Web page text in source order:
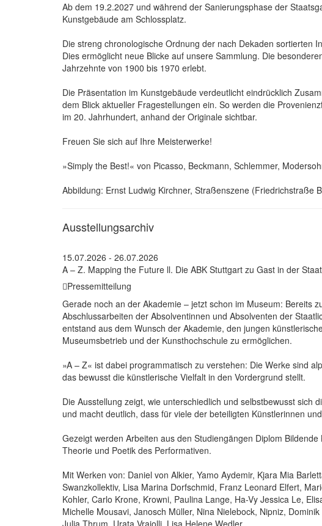
Ab dem 19.2.2027 und während der Sanierungsphase der
Kunstgebäude am Schlossplatz.
Die streng chronologische Ordnung der nach Dekaden sortierten
Dies ermöglicht neue Blicke auf unsere Sammlung. Die
Jahrzehnte von 1900 bis 1970 erlebt.
Die Präsentation im Kunstgebäude verdeutlicht eindrücklich
dem Blick aktueller Fragestellungen ein. So werden die
im 20. Jahrhundert, anhand der Originale sichtbar.
Freuen Sie sich auf Ihre Meisterwerke!
»Simply the Best!« von Picasso, Beckmann, Schlemmer,
Abbildung: Ernst Ludwig Kirchner, Straßenszene (Friedrichstraße
Ausstellungsarchiv
15.07.2026 - 26.07.2026
A – Z. Mapping the Future ll. Die ABK Stuttgart zu Gast in der
Pressemitteilung
Gerade noch an der Akademie – jetzt schon im Museum: Bereits
Abschlussarbeiten der Absolventinnen und Absolventen der
entstand aus dem Wunsch der Akademie, den jungen
Museumsbetrieb und der Kunsthochschule zu ermöglichen.
»A – Z« ist dabei programmatisch zu verstehen: Die Werke sind
das bewusst die künstlerische Vielfalt in den Vordergrund stellt.
Die Ausstellung zeigt, wie unterschiedlich und selbstbewusst
und macht deutlich, dass für viele der beteiligten Künstlerinnen
Gezeigt werden Arbeiten aus den Studiengängen Diplom
Theorie und Poetik des Performativen.
Mit Werken von: Daniel von Alkier, Yamo Aydemir, Kjara Mia
Swanzkollektiv, Lisa Marina Dorfschmid, Franz Leonard Elfert,
Kohler, Carlo Krone, Krowni, Paulina Lange, Ha-Vy Jessica Le,
Michelle Mousavi, Janosch Müller, Nina Nielebock, Nipniz,